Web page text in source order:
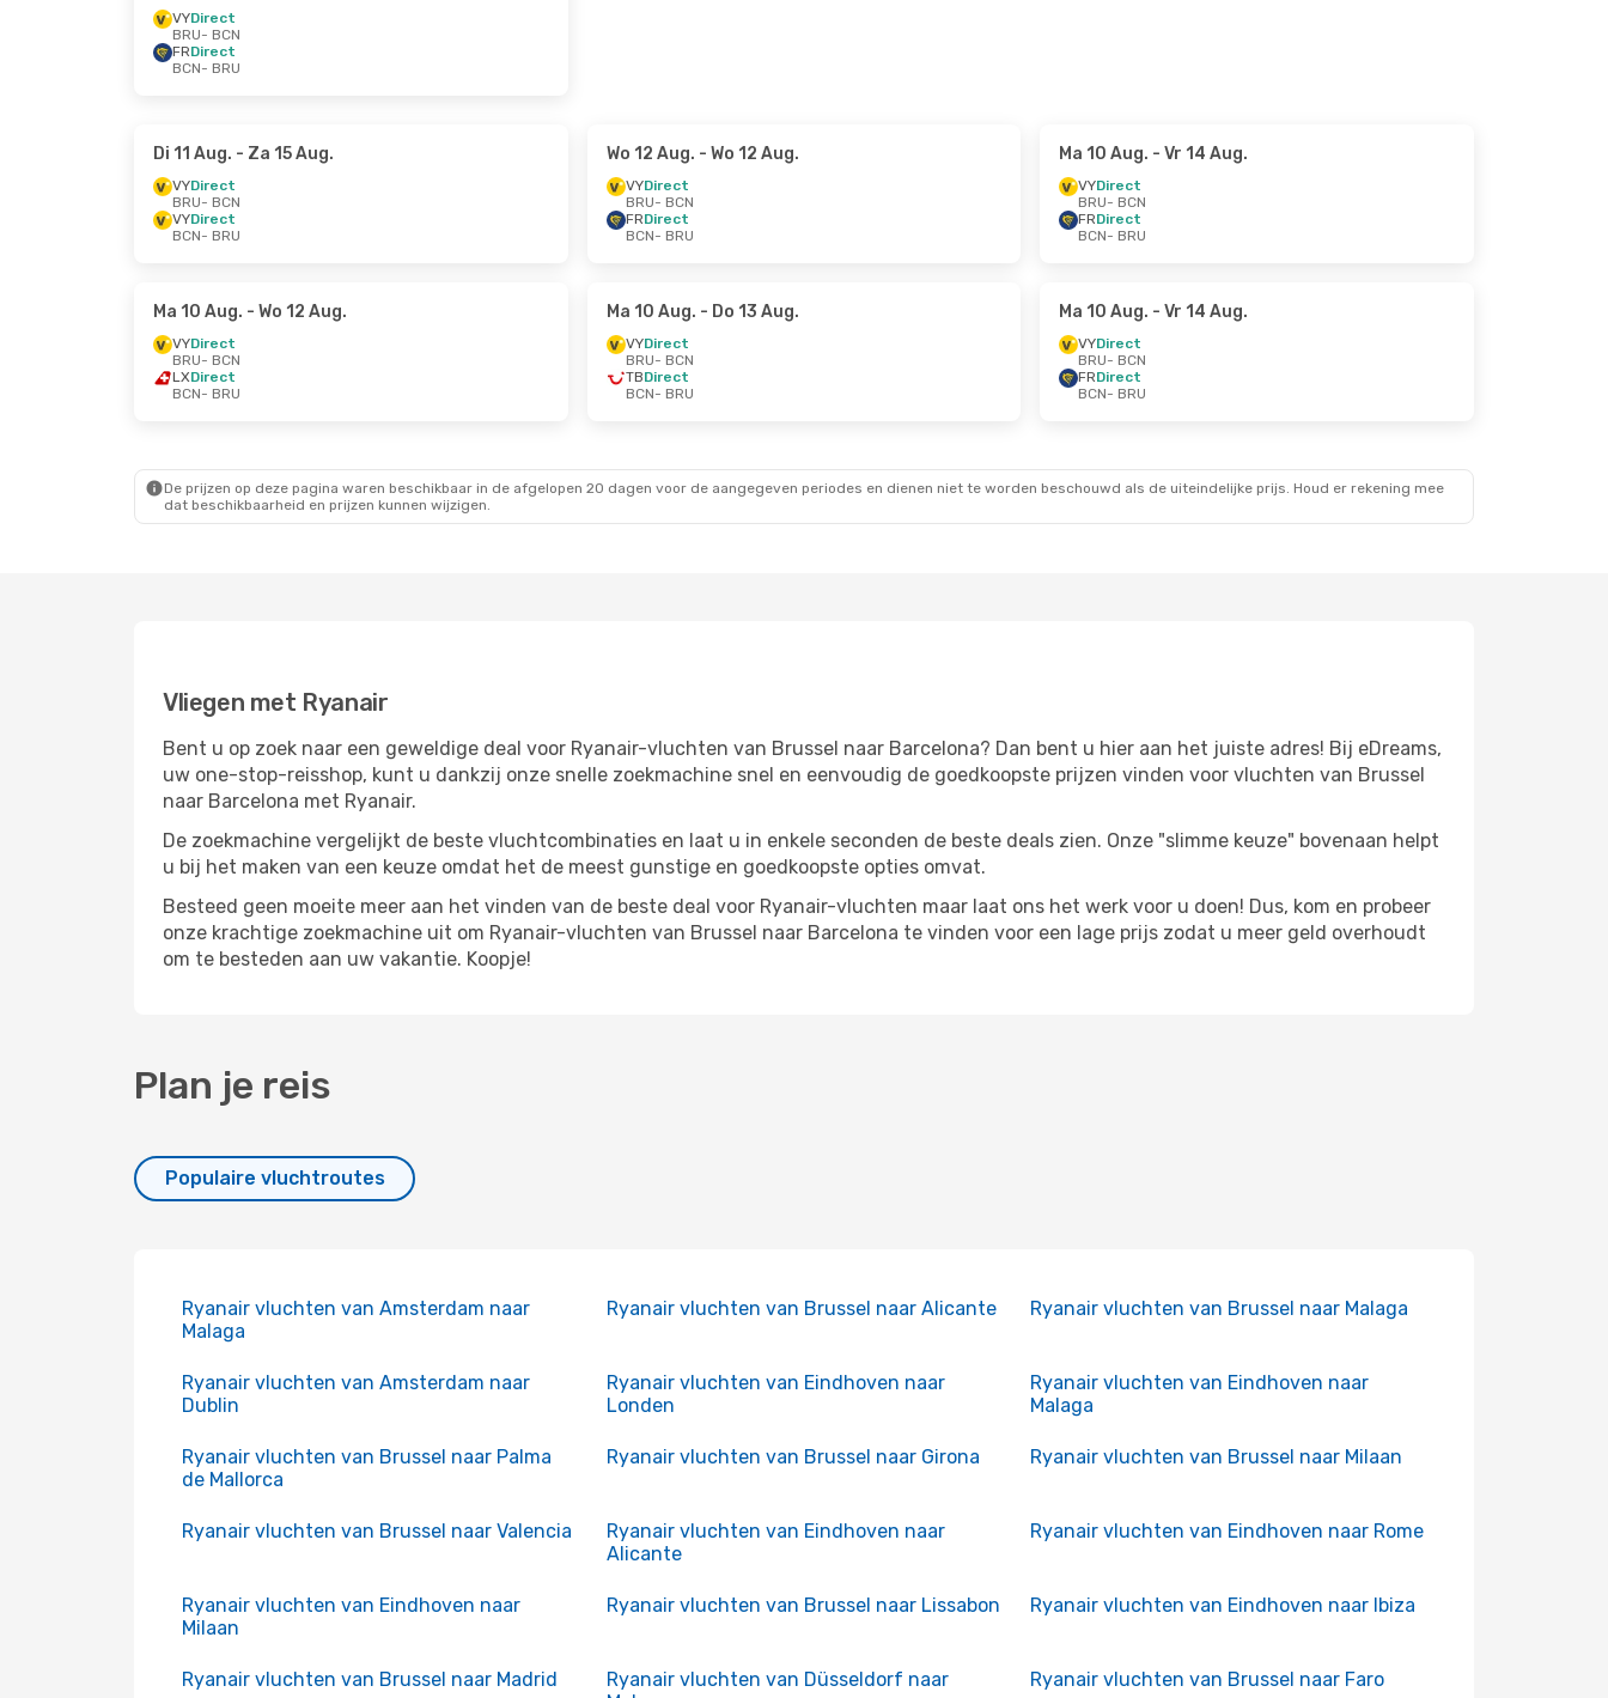
VYDirect
BRU- BCN
FRDirect
BCN- BRU
Di 11 Aug. - Za 15 Aug.
VYDirect
BRU- BCN
VYDirect
BCN- BRU
Wo 12 Aug. - Wo 12 Aug.
VYDirect
BRU- BCN
FRDirect
BCN- BRU
Ma 10 Aug. - Vr 14 Aug.
VYDirect
BRU- BCN
FRDirect
BCN- BRU
Ma 10 Aug. - Wo 12 Aug.
VYDirect
BRU- BCN
LXDirect
BCN- BRU
Ma 10 Aug. - Do 13 Aug.
VYDirect
BRU- BCN
TBDirect
BCN- BRU
Ma 10 Aug. - Vr 14 Aug.
VYDirect
BRU- BCN
FRDirect
BCN- BRU
De prijzen op deze pagina waren beschikbaar in de afgelopen 20 dagen voor de aangegeven periodes en dienen niet te worden beschouwd als de uiteindelijke prijs. Houd er rekening mee
dat beschikbaarheid en prijzen kunnen wijzigen.
Vliegen met Ryanair
Bent u op zoek naar een geweldige deal voor Ryanair-vluchten van Brussel naar Barcelona? Dan bent u hier aan het juiste adres! Bij eDreams,
uw one-stop-reisshop, kunt u dankzij onze snelle zoekmachine snel en eenvoudig de goedkoopste prijzen vinden voor vluchten van Brussel
naar Barcelona met Ryanair.
De zoekmachine vergelijkt de beste vluchtcombinaties en laat u in enkele seconden de beste deals zien. Onze "slimme keuze" bovenaan helpt
u bij het maken van een keuze omdat het de meest gunstige en goedkoopste opties omvat.
Besteed geen moeite meer aan het vinden van de beste deal voor Ryanair-vluchten maar laat ons het werk voor u doen! Dus, kom en probeer
onze krachtige zoekmachine uit om Ryanair-vluchten van Brussel naar Barcelona te vinden voor een lage prijs zodat u meer geld overhoudt
om te besteden aan uw vakantie. Koopje!
Plan je reis
Populaire vluchtroutes
Ryanair vluchten van Amsterdam naar
Malaga
Ryanair vluchten van Brussel naar Alicante Ryanair vluchten van Brussel naar Malaga
Ryanair vluchten van Amsterdam naar
Dublin
Ryanair vluchten van Eindhoven naar
Londen
Ryanair vluchten van Eindhoven naar
Malaga
Ryanair vluchten van Brussel naar Palma
de Mallorca
Ryanair vluchten van Brussel naar Girona Ryanair vluchten van Brussel naar Milaan
Ryanair vluchten van Brussel naar Valencia
Ryanair vluchten van Eindhoven naar
Alicante
Ryanair vluchten van Eindhoven naar Rome
Ryanair vluchten van Eindhoven naar
Milaan
Ryanair vluchten van Brussel naar Lissabon Ryanair vluchten van Eindhoven naar Ibiza
Ryanair vluchten van Brussel naar Madrid
Ryanair vluchten van Düsseldorf naar
Ryanair vluchten van Brussel naar Faro